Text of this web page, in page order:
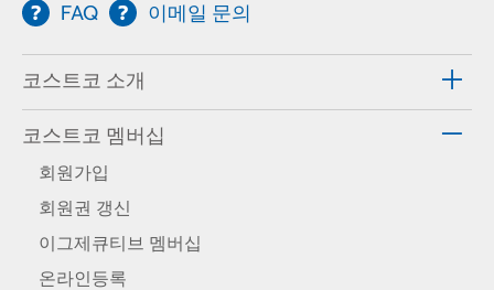
FAQ 이메일 문의
코스트코 소개
코스트코 멤버십
회원가입
회원권 갱신
이그제큐티브 멤버십
온라인등록